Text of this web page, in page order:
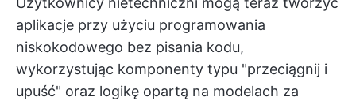
aplikacje przy użyciu programowania
niskokodowego bez pisania kodu,
wykorzystując komponenty typu "przeciągnij i
upuść" oraz logikę opartą na modelach za